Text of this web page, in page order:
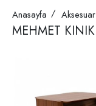
Anasayfa Aksesuar
MEHMET KINIK